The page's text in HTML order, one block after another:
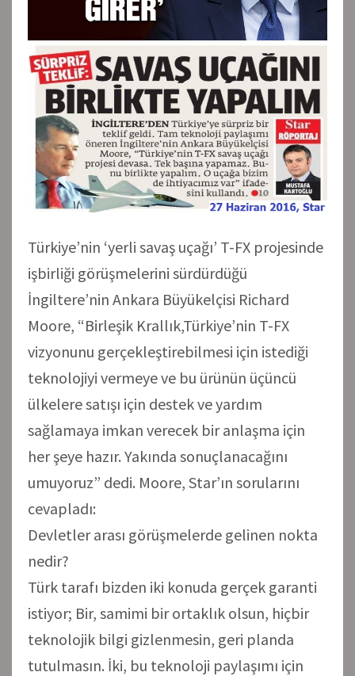
Türkiye’nin ‘yerli savaş uçağı’ T-FX projesinde
işbirliği görüşmelerini sürdürdüğü
İngiltere’nin Ankara Büyükelçisi Richard
Moore, “Birleşik Krallık,Türkiye’nin T-FX
vizyonunu gerçekleştirebilmesi için istediği
teknolojiyi vermeye ve bu ürünün üçüncü
ülkelere satışı için destek ve yardım
sağlamaya imkan verecek bir anlaşma için
her şeye hazır. Yakında sonuçlanacağını
umuyoruz” dedi. Moore, Star’ın sorularını
cevapladı:
Devletler arası görüşmelerde gelinen nokta
nedir?
Türk tarafı bizden iki konuda gerçek garanti
istiyor; Bir, samimi bir ortaklık olsun, hiçbir
teknolojik bilgi gizlenmesin, geri planda
tutulmasın. İki, bu teknoloji paylaşımı için